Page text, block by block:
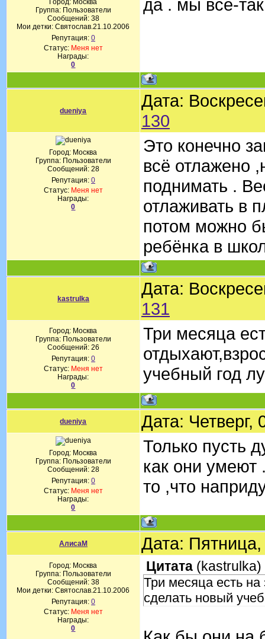
Город: Москва
Группа: Пользователи
Сообщений: 38
Мои детки: Святослав.21.10.2006
Репутация: 0
Статус: Меня нет
Награды:
0
да . мы все-
dueniya
Дата:
130
Город: Москва
Группа: Пользователи
Сообщений: 28
Репутация: 0
Статус: Меня нет
Награды:
0
Это конечно
всё отлажено
поднимать .
отлаживать в
потом можно
ребёнка в
kastrulka
Дата:
131
Город: Москва
Группа: Пользователи
Сообщений: 26
Репутация: 0
Статус: Меня нет
Награды:
0
Три месяца
учебный год
dueniya Дата:
Город: Москва
Группа: Пользователи
Сообщений: 28
Репутация: 0
Статус: Меня нет
Награды:
0
Только пусть
как они умеют
то ,что
АлисаМ Дата:
Город: Москва
Группа: Пользователи
Сообщений: 38
Мои детки: Святослав.21.10.2006
Репутация: 0
Статус: Меня нет
Награды:
0
Цитата (kastrulka)
Три месяца есть
сделать новый